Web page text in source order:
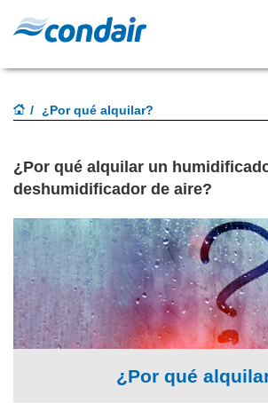
¿Por qué alquilar?
¿Por qué alquilar un
deshumidificador de aire?
¿Por qué